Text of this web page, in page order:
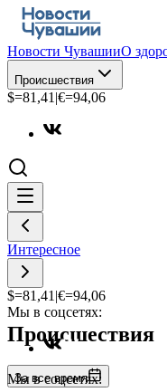
Новости ЧувашииО
Происшествия
$=81,41 |€=94,06
Интересное
$=81,41 |€=94,06
Мы в соцсетях:
Мы в соцсетях:
Происшествия
За все время